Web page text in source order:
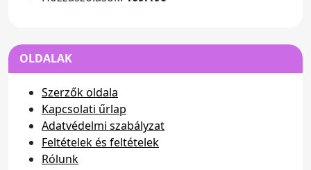
OLDALAK
Szerzők oldala
Kapcsolati űrlap
Adatvédelmi szabályzat
Feltételek és feltételek
Rólunk